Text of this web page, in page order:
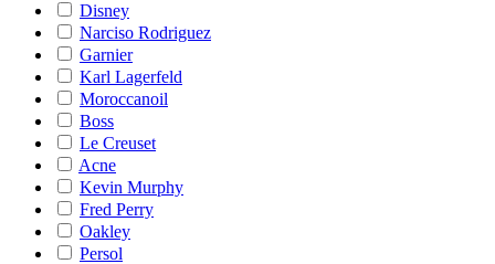
Disney
Narciso Rodriguez
Garnier
Karl Lagerfeld
Moroccanoil
Boss
Le Creuset
Acne
Kevin Murphy
Fred Perry
Oakley
Persol